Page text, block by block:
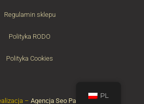
Regulamin sklepu
Polityka RODO
Polityka Cookies
– Agencja Seo Partner
PL